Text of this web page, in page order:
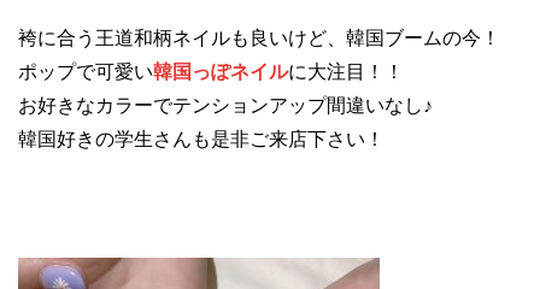
袴に合う王道和柄ネイルも良いけど、韓国ブームの今！
ポップで可愛い韓国っぽネイルに大注目！！
お好きなカラーでテンションアップ間違いなし♪
韓国好きの学生さんも是非ご来店下さい！